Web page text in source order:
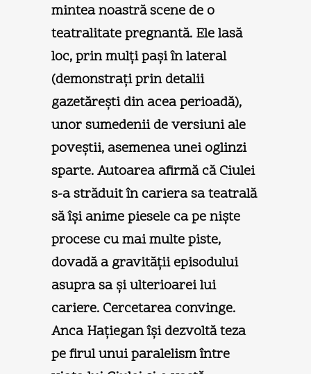
mintea noastră scene de o
teatralitate pregnantă. Ele lasă
loc, prin mulţi paşi în lateral
(demonstraţi prin detalii
gazetăreşti din acea perioadă),
unor sumedenii de versiuni ale
poveştii, asemenea unei oglinzi
sparte. Autoarea afirmă că Ciulei
s-a străduit în cariera sa teatrală
să îşi anime piesele ca pe nişte
procese cu mai multe piste,
dovadă a gravităţii episodului
asupra sa şi ulterioarei lui
cariere. Cercetarea convinge.
Anca Haţiegan îşi dezvoltă teza
pe firul unui paralelism între